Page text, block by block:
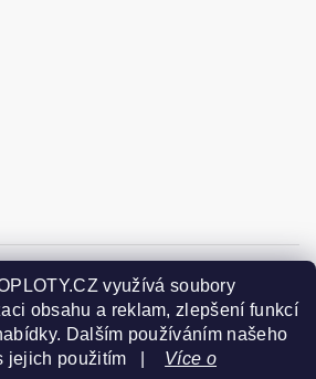
využívá soubory
obsahu a reklam, zlepšení funkcí
Dalším používáním našeho
jejich použitím | Více o